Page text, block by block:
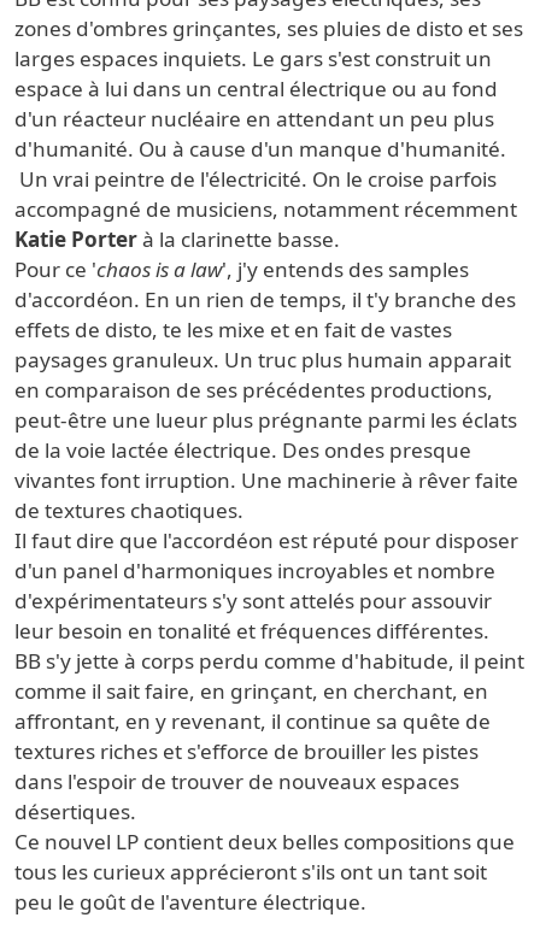
zones d'ombres grinçantes, ses pluies de disto et ses
larges espaces inquiets. Le gars s'est construit un
espace à lui dans un central électrique ou au fond
d'un réacteur nucléaire en attendant un peu plus
d'humanité. Ou à cause d'un manque d'humanité.
Un vrai peintre de l'électricité. On le croise parfois
accompagné de musiciens, notamment récemment
Katie Porterà la clarinette basse.
Pour ce 'chaos is a law', j'y entends des samples
d'accordéon. En un rien de temps, il t'y branche des
effets de disto, te les mixe et en fait de vastes
paysages granuleux. Un truc plus humain apparait
en comparaison de ses précédentes productions,
peut-être une lueur plus prégnante parmi les éclats
de la voie lactée électrique. Des ondes presque
vivantes font irruption. Une machinerie à rêver faite
de textures chaotiques.
Il faut dire que l'accordéon est réputé pour disposer
d'un panel d'harmoniques incroyables et nombre
d'expérimentateurs s'y sont attelés pour assouvir
leur besoin en tonalité et fréquences différentes.
BB s'y jette à corps perdu comme d'habitude, il peint
comme il sait faire, en grinçant, en cherchant, en
affrontant, en y revenant, il continue sa quête de
textures riches et s'efforce de brouiller les pistes
dans l'espoir de trouver de nouveaux espaces
désertiques.
Ce nouvel LP contient deux belles compositions que
tous les curieux apprécieront s'ils ont un tant soit
peu le goût de l'aventure électrique.